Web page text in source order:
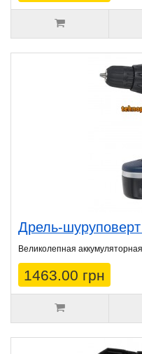
Дрель-
Великолепная
1463.00 грн